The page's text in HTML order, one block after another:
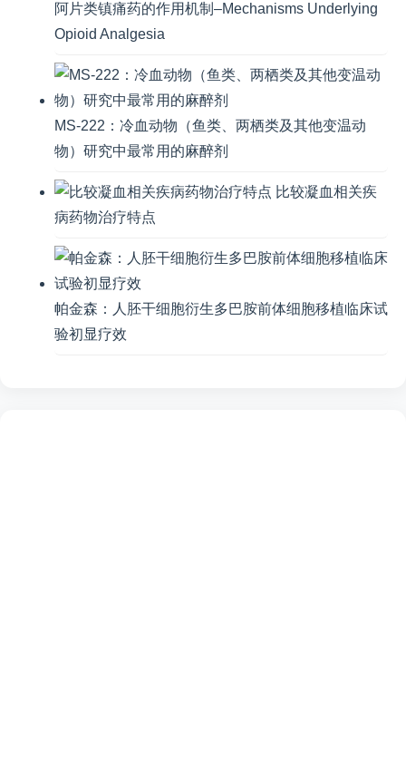
阿片类镇痛药的作用机制–Mechanisms Underlying
Opioid Analgesia
MS-222：冷血动物（鱼类、两栖类及其他变温动
物）研究中最常用的麻醉剂
比较凝血相关疾
病药物治疗特点
帕金森：人胚干细胞衍生多巴胺前体细胞移植临床试
验初显疗效